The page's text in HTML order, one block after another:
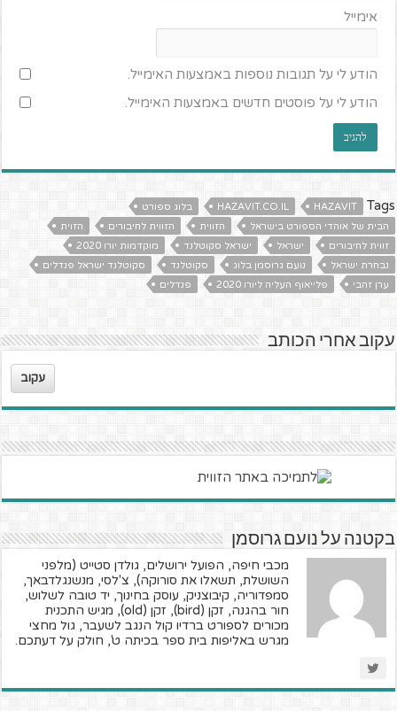
אימייל
הודע לי על תגובות נוספות באמצעות האימייל.
הודע לי על פוסטים חדשים באמצעות האימייל.
Tags
HAZAVIT
HAZAVIT.CO.IL
בלוג ספורט
הבית של אוהדי הספורט בישראל
הזווית הזווית לחיבורים
הזוית
זווית לחיבורים
ישראל ישראל סקוטלנד
מוקדמות יורו 2020
נבחרת ישראל
נועם גרוסמן בלוג סקוטלנד
סקוטלנד ישראל פנדלים
ערן זהבי
פלייאוף העליה ליורו 2020 פנדלים
עקוב אחרי הכותב
עקוב
בקטנה על נועם גרוסמן
מכבי חיפה, הפועל ירושלים, גולדן סטייט (מלפני
השושלת, תשאלו את סורוקה), צ'לסי, מנשנגלדבאך,
סמפדוריה, קיבוצניק, עוסק בחינוך, יד טובה לשלוש,
חור בהגנה, זקן (bird), זקן (old), מגיש התכנית
מכורים לספורט ברדיו קול הנגב לשעבר, גול מחצי
מגרש באליפות בית ספר בכיתה ט', חולק על דעתכם.